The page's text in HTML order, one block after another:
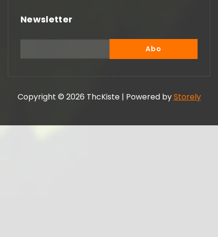
Newsletter
Copyright © 2026 ThcKiste | Powered byStorely